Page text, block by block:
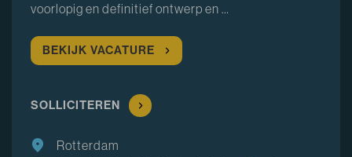
voorlopig en definitief ontwerp en …
BEKIJK VACATURE
SOLLICITEREN
Rotterdam